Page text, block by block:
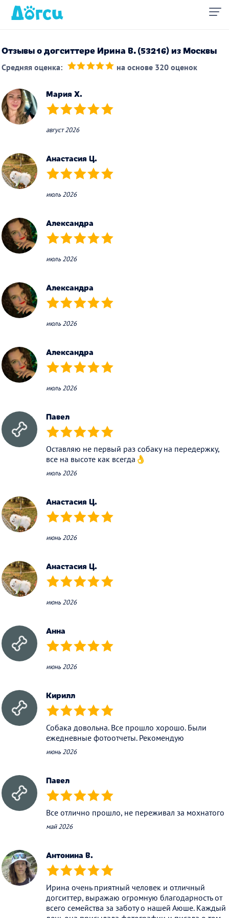
Отзывы о догситтере Ирина В. (53216) из Москвы
Средняя оценка: на основе 320 оценок
Мария Х.
(*) (*) (*) (*) (*)
август 2026
Анастасия Ц.
(*) (*) (*) (*) (*)
июль 2026
Александра
(*) (*) (*) (*) (*)
июль 2026
Александра
(*) (*) (*) (*) (*)
июль 2026
Александра
(*) (*) (*) (*) (*)
июль 2026
Павел
(*) (*) (*) (*) (*)
Оставляю не первый раз собаку на передержку,
все на высоте как всегда👌
июль 2026
Анастасия Ц.
(*) (*) (*) (*) (*)
июнь 2026
Анастасия Ц.
(*) (*) (*) (*) (*)
июнь 2026
Анна
(*) (*) (*) (*) (*)
июнь 2026
Кирилл
(*) (*) (*) (*) (*)
Собака довольна. Все прошло хорошо. Были
ежедневные фотоотчеты. Рекомендую
июнь 2026
Павел
(*) (*) (*) (*) (*)
Все отлично прошло, не переживал за мохнатого
май 2026
Антонина В.
(*) (*) (*) (*) (*)
Ирина очень приятный человек и отличный
догситтер, выражаю огромную благодарность от
всего семейства за заботу о нашей Аюше. Каждый